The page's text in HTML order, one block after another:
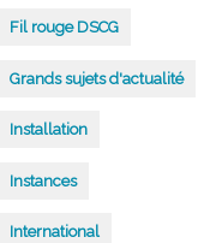
Fil rouge DSCG
Grands sujets d'actualité
Installation
Instances
International